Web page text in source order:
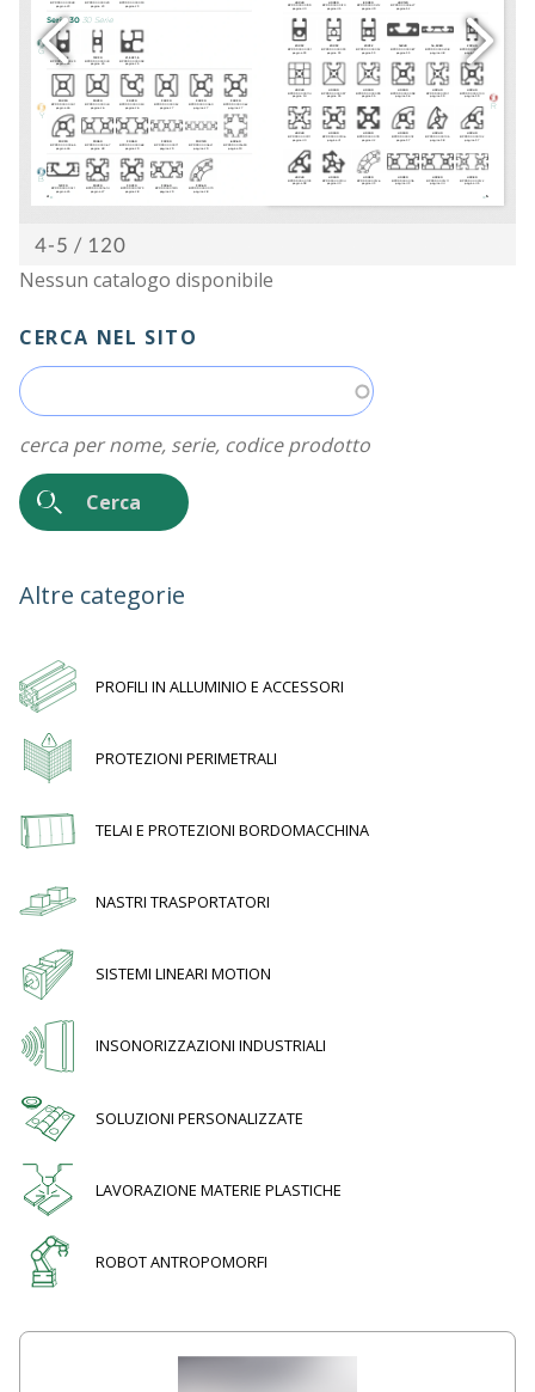
Nessun catalogo disponibile
CERCA NEL SITO
cerca per nome, serie, codice prodotto
Altre categorie
PROFILI IN ALLUMINIO E ACCESSORI
PROTEZIONI PERIMETRALI
TELAI E PROTEZIONI BORDOMACCHINA
NASTRI TRASPORTATORI
SISTEMI LINEARI MOTION
INSONORIZZAZIONI INDUSTRIALI
SOLUZIONI PERSONALIZZATE
LAVORAZIONE MATERIE PLASTICHE
ROBOT ANTROPOMORFI